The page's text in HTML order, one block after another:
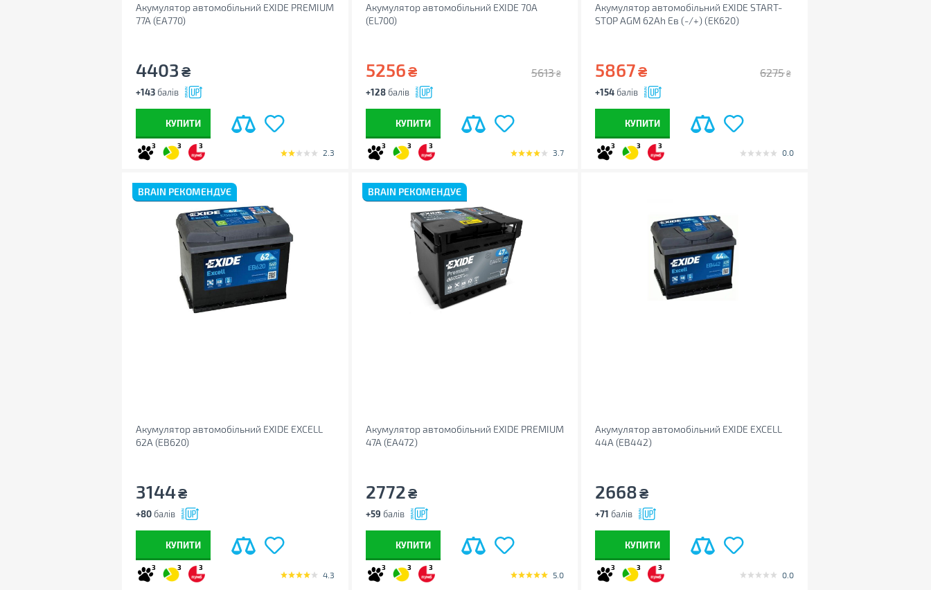
Акумулятор автомобільний EXIDE PREMIUM
77A (EA770)
4403 ₴
+143 балів
КУПИТИ
3 3 3
2.3
Акумулятор автомобільний EXIDE 70A
(EL700)
5256₴ 5613 ₴
+128балів
КУПИТИ
3 3 3
3.7
Акумулятор автомобільний EXIDE START-
STOP AGM 62Ah Ев (-/+) (EK620)
5867₴ 6275 ₴
+154 балів
КУПИТИ
3 3 3
0.0
BRAIN РЕКОМЕНДУЄ
Акумулятор автомобільний EXIDE EXCELL
62A (EB620)
3144₴
+80 балів
КУПИТИ
3 3 3
4.3
BRAIN РЕКОМЕНДУЄ
Акумулятор автомобільний EXIDE PREMIUM
47A (EA472)
2772₴
+59 балів
КУПИТИ
3 3 3
5.0
Акумулятор автомобільний EXIDE EXCELL
44A (EB442)
2668₴
+71 балів
КУПИТИ
3 3 3
0.0